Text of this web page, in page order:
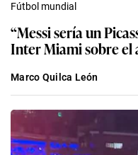
Fútbol mundial
“Messi sería un
Inter Miami sobre el
Marco Quilca León